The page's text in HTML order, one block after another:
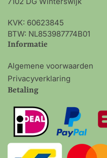
KVK: 60623845
BTW: NL853987774B01
Informatie
Algemene voorwaarden
Privacyverklaring
Betaling